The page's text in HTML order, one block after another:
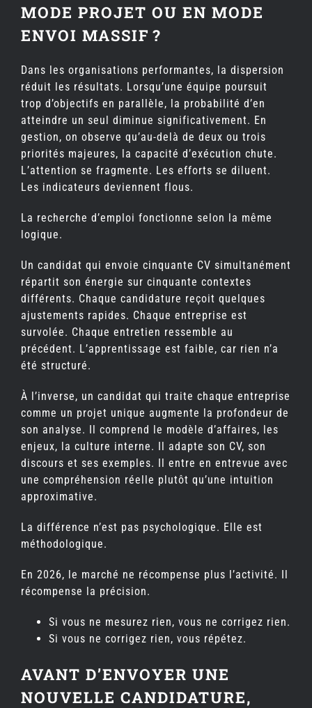
MODE PROJET OU EN MODE
ENVOI MASSIF ?
Dans les organisations performantes, la dispersion
réduit les résultats. Lorsqu’une équipe poursuit
trop d’objectifs en parallèle, la probabilité d’en
atteindre un seul diminue significativement. En
gestion, on observe qu’au-delà de deux ou trois
priorités majeures, la capacité d’exécution chute.
L’attention se fragmente. Les efforts se diluent.
Les indicateurs deviennent flous.
La recherche d’emploi fonctionne selon la même
logique.
Un candidat qui envoie cinquante CV simultanément
répartit son énergie sur cinquante contextes
différents. Chaque candidature reçoit quelques
ajustements rapides. Chaque entreprise est
survolée. Chaque entretien ressemble au
précédent. L’apprentissage est faible, car rien n’a
été structuré.
À l’inverse, un candidat qui traite chaque entreprise
comme un projet unique augmente la profondeur de
son analyse. Il comprend le modèle d’affaires, les
enjeux, la culture interne. Il adapte son CV, son
discours et ses exemples. Il entre en entrevue avec
une compréhension réelle plutôt qu’une intuition
approximative.
La différence n’est pas psychologique. Elle est
méthodologique.
En 2026, le marché ne récompense plus l’activité. Il
récompense la précision.
Si vous ne mesurez rien, vous ne corrigez rien.
Si vous ne corrigez rien, vous répétez.
AVANT D’ENVOYER UNE
NOUVELLE CANDIDATURE,